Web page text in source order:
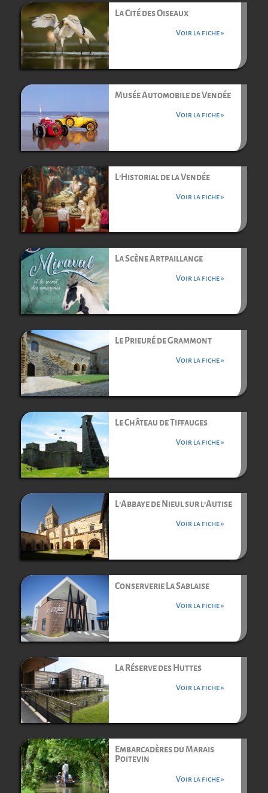
La Cité des Oiseaux
Voir la fiche »
Musée Automobile de Vendée
Voir la fiche »
L’Historial de la Vendée
Voir la fiche »
La Scène Artpaillange
Voir la fiche »
Le Prieuré de Grammont
Voir la fiche »
Le Château de Tiffauges
Voir la fiche »
L’Abbaye de Nieul sur l’Autise
Voir la fiche »
Conserverie La Sablaise
Voir la fiche »
La Réserve des Huttes
Voir la fiche »
Embarcadères du Marais
Poitevin
Voir la fiche »